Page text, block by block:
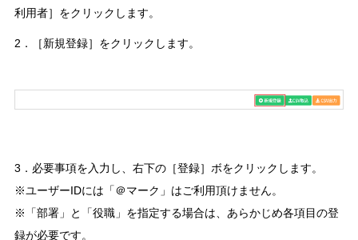
利用者］をクリックします。
2．［新規登録］をクリックします。
3．必要事項を入力し、右下の［登録］ボをクリックします。
※ユーザーIDには「＠マーク」はご利用頂けません。
※「部署」と「役職」を指定する場合は、あらかじめ各項目の登
録が必要です。